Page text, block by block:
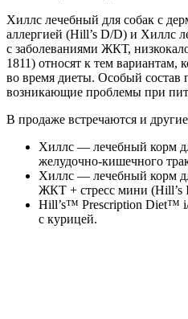
Хиллс лечебный для собак с
аллергией (Hill’s D/D) и Хиллс
с заболеваниями ЖКТ,
1811) относят к тем вариантам,
во время диеты. Особый состав
возникающие проблемы при
В продаже встречаются и
Хиллс — лечебный корм
желудочно-кишечного
Хиллс — лечебный корм
ЖКТ + стресс мини (Hill’s
Hill’s™ Prescription Diet™
с курицей.